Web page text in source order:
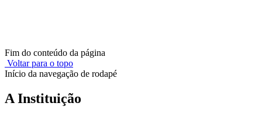
Fim do conteúdo da página
Voltar para o topo
Início da navegação de rodapé
A Instituição